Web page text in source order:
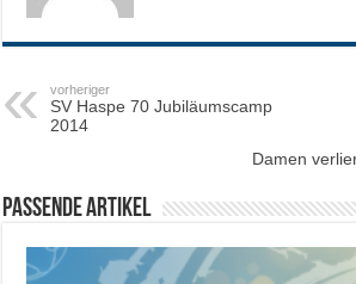
vorheriger
SV Haspe 70 Jubiläumscamp
2014
Damen
Passende Artikel